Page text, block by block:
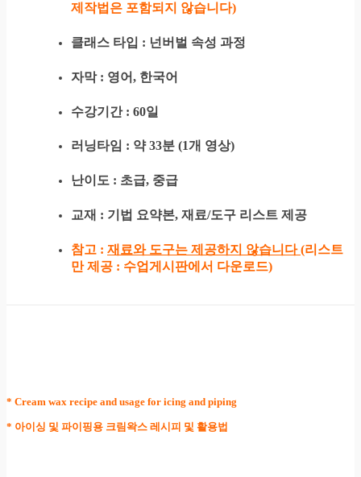
제작법은 포함되지 않습니다)
클래스 타입 : 넌버벌 속성 과정
자막 : 영어, 한국어
수강기간 : 60일
러닝타임 : 약 33분 (1개 영상)
난이도 : 초급, 중급
교재 : 기법 요약본, 재료/도구 리스트 제공
참고 : 재료와 도구는 제공하지 않습니다(리스트
만 제공 : 수업게시판에서 다운로드)
* Cream wax recipe and usage for icing and piping
* 아이싱 및 파이핑용 크림왁스 레시피 및 활용법